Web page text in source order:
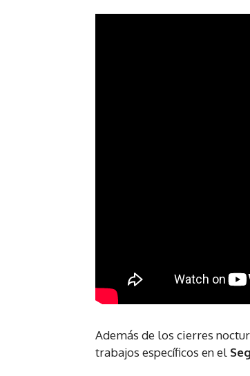
Además de los cierres
trabajos específicos en el